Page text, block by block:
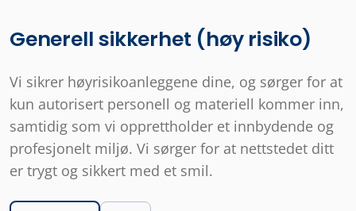
Generell sikkerhet (høy risiko)
Vi sikrer høyrisikoanleggene dine, og sørger for at
kun autorisert personell og materiell kommer inn,
samtidig som vi opprettholder et innbydende og
profesjonelt miljø. Vi sørger for at nettstedet ditt
er trygt og sikkert med et smil.